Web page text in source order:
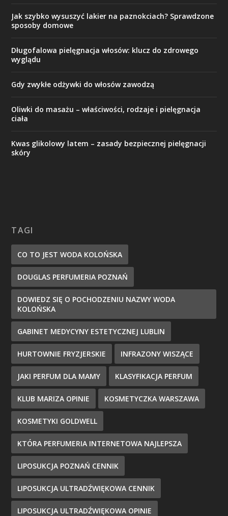
Jak szybko wysuszyć lakier na paznokciach? Sprawdzone
sposoby domowe
Długofalowa pielęgnacja włosów: klucz do zdrowego
wyglądu
Gdy zwykłe odżywki do włosów zawodzą
Oliwki do masażu – właściwości, rodzaje i pielęgnacja
ciała
Kwas glikolowy latem – zasady bezpiecznej pielęgnacji
skóry
TAGI
CO TO JEST WODA KOLOŃSKA
DOUGLAS PERFUMERIA POZNAŃ
DOWIEDZ SIĘ O POCHODZENIU NAZWY WODA
KOLOŃSKA
GABINET MEDYCYNY ESTETYCZNEJ LUBLIN
HURTOWNIE FRYZJERSKIE INFRAZONY WISZĄCE
JAKI PERFUM DLA MAMY KLASYFIKACJA PERFUM
KLUB MARIZA OPINIE KOSMETYCZKA WARSZAWA
KOSMETYKI GOLDWELL
KTÓRA PERFUMERIA INTERNETOWA NAJLEPSZA
LIPOSUKCJA POZNAŃ CENNIK
LIPOSUKCJA ULTRADŹWIĘKOWA CENNIK
LIPOSUKCJA ULTRADŹWIĘKOWA OPINIE